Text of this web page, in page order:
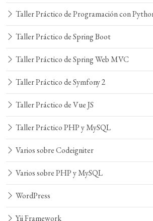
Taller Práctico de Programación con
Taller Práctico de Spring Boot
Taller Práctico de Spring Web MVC
Taller Práctico de Symfony 2
Taller Práctico de Vue JS
Taller Práctico PHP y MySQL
Varios sobre Codeigniter
Varios sobre PHP y MySQL
WordPress
Yii Framework